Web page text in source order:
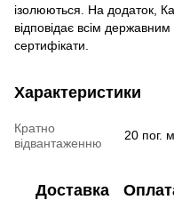
ізолюються. На додаток,
відповідає всім
сертифікати.
Характеристики
Кратно
відвантаженню
20 пог. м.
Доставка